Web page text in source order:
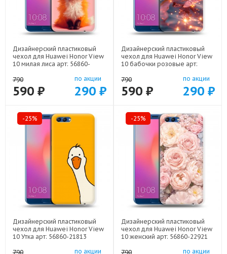
Дизайнерский пластиковый
чехол для Huawei Honor View
10 милая лиса арт: 56860-
790
590 ₽
по акции
290 ₽
Дизайнерский пластиковый
чехол для Huawei Honor View
10 бабочки розовые арт:
790
590 ₽
по акции
290 ₽
-25%
Дизайнерский пластиковый
чехол для Huawei Honor View
10 Утка арт: 56860-21813
790 по акции
-25%
Дизайнерский пластиковый
чехол для Huawei Honor View
10 женский арт: 56860-22921
790 по акции